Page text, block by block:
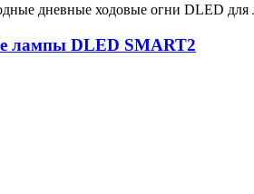
дневные ходовые огни DLED
лампы DLED SMART2